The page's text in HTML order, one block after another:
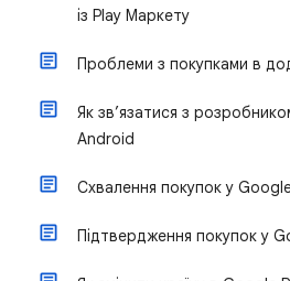
із Play Маркету
Проблеми з покупками в
Як зв’язатися з
Android
Схвалення покупок у
Підтвердження покупок у